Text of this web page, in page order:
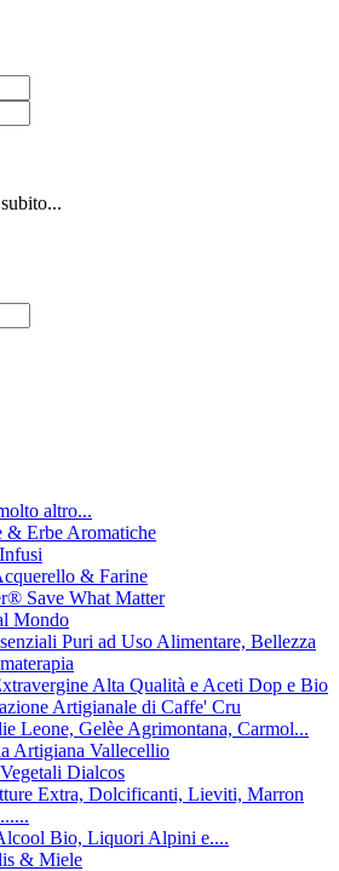
altro...
& Erbe Aromatiche
& Farine
Save What Matter
Mondo
Puri ad Uso Alimentare, Bellezza
Alta Qualità e Aceti Dop e Bio
Artigianale di Caffe' Cru
Leone, Gelèe Agrimontana, Carmol...
Artigiana Vallecellio
Dialcos
Extra, Dolcificanti, Lieviti, Marron
Bio, Liquori Alpini e....
& Miele